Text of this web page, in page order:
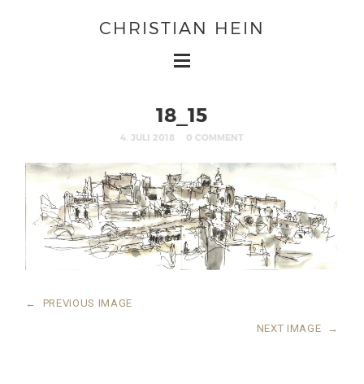
CHRISTIAN HEIN
18_15
4. JULI 2018 0 COMMENT
← PREVIOUS IMAGE
NEXT IMAGE →